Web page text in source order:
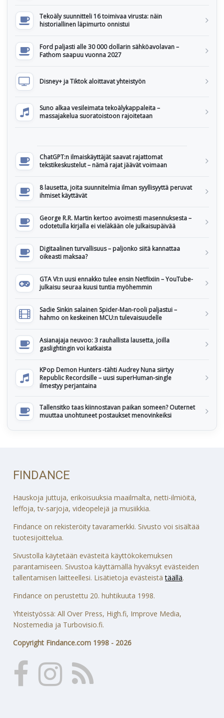
Tekoäly suunnitteli 16 toimivaa virusta: näin
historiallinen läpimurto onnistui
Ford paljasti alle 30 000 dollarin sähköavolavan –
Fathom saapuu vuonna 2027
Disney+ ja Tiktok aloittavat yhteistyön
Suno alkaa vesileimata tekoälykappaleita –
massajakelua suoratoistoon rajoitetaan
ChatGPT:n ilmaiskäyttäjät saavat rajattomat
tekstikeskustelut – nämä rajat jäävät voimaan
8 lausetta, joita suunnitelmia ilman syyllisyyttä peruvat
ihmiset käyttävät
George R.R. Martin kertoo avoimesti masennuksesta –
odotetulla kirjalla ei vieläkään ole julkaisupäivää
Digitaalinen turvallisuus – paljonko siitä kannattaa
oikeasti maksaa?
GTA VI:n uusi ennakko tulee ensin Netflixiin – YouTube-
julkaisu seuraa kuusi tuntia myöhemmin
Sadie Sinkin salainen Spider-Man-rooli paljastui –
hahmo on keskeinen MCU:n tulevaisuudelle
Asianajaja neuvoo: 3 rauhallista lausetta, joilla
gaslightingin voi katkaista
KPop Demon Hunters -tähti Audrey Nuna siirtyy
Republic Recordsille – uusi superHuman-single
ilmestyy perjantaina
Tallensitko taas kiinnostavan paikan someen? Outernet
muuttaa unohtuneet postaukset menovinkeiksi
FINDANCE
Hauskoja juttuja, erikoisuuksia maailmalta, netti-ilmiöitä,
leffoja, tv-sarjoja, videopelejä ja musiikkia.
Findance on rekisteröity tavaramerkki. Sivusto voi sisältää
tuotesijoittelua.
Sivustolla käytetään evästeitä käyttökokemuksen
parantamiseen. Sivustoa käyttämällä hyväksyt evästeiden
tallentamisen laitteellesi. Lisätietoja evästeistätäällä.
Findance on perustettu 20. huhtikuuta 1998.
Yhteistyössä: All Over Press, High.fi, Improve Media,
Nostemedia ja Turbovisio.fi.
Copyright Findance.com 1998 - 2026